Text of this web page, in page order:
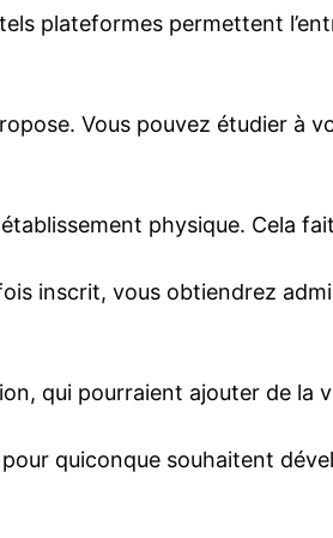
plateformes permettent
Vous pouvez étudier à
physique. Cela
inscrit, vous obtiendrez
qui pourraient ajouter de la
quiconque souhaitent